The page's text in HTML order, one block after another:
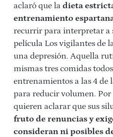
aclaró que la dieta
entrenamiento
recurrir para interpretar a
película Los vigilantes de
una depresión. Aquella
mismas tres comidas
entrenamientos a las 4 de
para reducir volumen. Por
quieren aclarar que sus
fruto de renuncias y
consideran ni posibles